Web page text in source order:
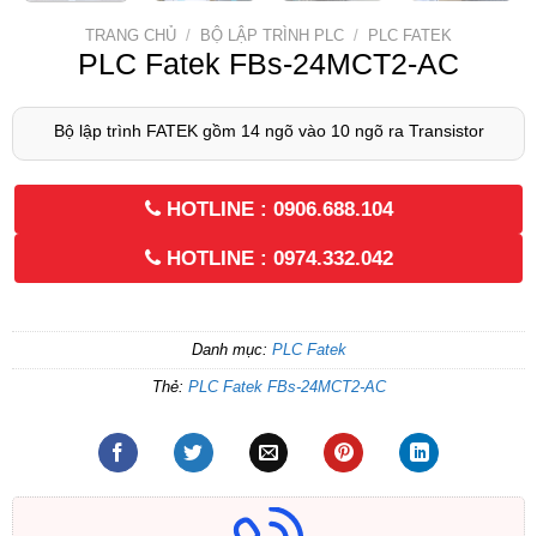
TRANG CHỦ / BỘ LẬP TRÌNH PLC / PLC FATEK
PLC Fatek FBs-24MCT2-AC
Bộ lập trình FATEK gồm 14 ngõ vào 10 ngõ ra Transistor
HOTLINE : 0906.688.104
HOTLINE : 0974.332.042
Danh mục: PLC Fatek
Thẻ: PLC Fatek FBs-24MCT2-AC